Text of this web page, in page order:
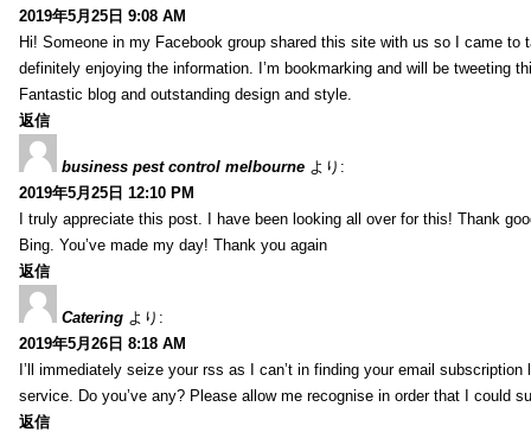
2019年5月25日 9:08 AM
Hi! Someone in my Facebook group shared this site with us so I came to
definitely enjoying the information. I’m bookmarking and will be tweeting
Fantastic blog and outstanding design and style.
返信
business pest control melbourne より:
2019年5月25日 12:10 PM
I truly appreciate this post. I have been looking all over for this! Thank
Bing. You’ve made my day! Thank you again
返信
Catering より:
2019年5月26日 8:18 AM
I’ll immediately seize your rss as I can’t in finding your email subscription
service. Do you’ve any? Please allow me recognise in order that I could
返信